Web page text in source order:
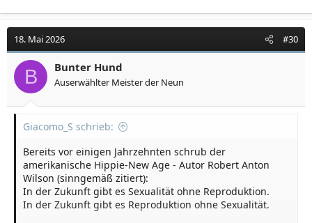
18. Mai 2026 #30
B Bunter Hund
Auserwählter Meister der Neun
Giacomo_S schrieb:
Bereits vor einigen Jahrzehnten schrub der
amerikanische Hippie-New Age - Autor Robert Anton
Wilson (sinngemäß zitiert):
In der Zukunft gibt es Sexualität ohne Reproduktion.
In der Zukunft gibt es Reproduktion ohne Sexualität.